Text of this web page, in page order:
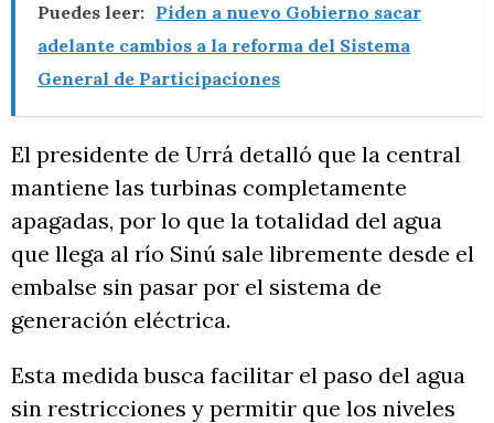
Puedes leer: Piden a nuevo Gobierno sacar
adelante cambios a la reforma del Sistema
General de Participaciones
El presidente de Urrá detalló que la central
mantiene las turbinas completamente
apagadas, por lo que la totalidad del agua
que llega al río Sinú sale libremente desde el
embalse sin pasar por el sistema de
generación eléctrica.
Esta medida busca facilitar el paso del agua
sin restricciones y permitir que los niveles